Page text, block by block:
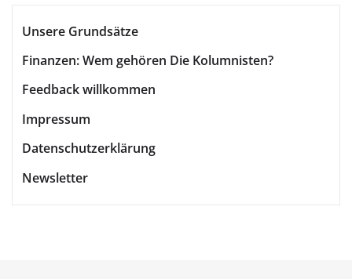
Unsere Grundsätze
Finanzen: Wem gehören Die Kolumnisten?
Feedback willkommen
Impressum
Datenschutzerklärung
Newsletter